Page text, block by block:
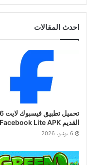
احدث المقالات
القديم Facebook Lite APK
6 يونيو، 2026